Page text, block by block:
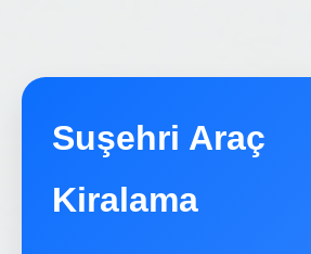
Suşehri Araç
Kiralama